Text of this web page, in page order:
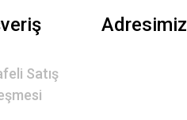
Satış
Adresimiz